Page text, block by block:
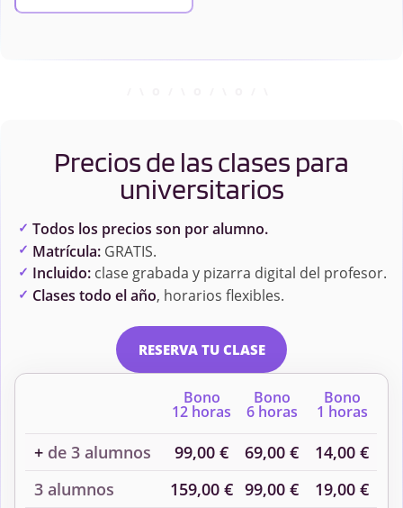
Precios de las clases para
universitarios
Todos los precios son por alumno.
Matrícula:GRATIS.
Incluido:clase grabada y pizarra digital del profesor.
Clases todo el año, horarios flexibles.
RESERVA TU CLASE
Bono
12 horas
Bono
6 horas
Bono
1 horas
+ de 3 alumnos 99,00 € 69,00 €
14,00 €
3 alumnos
159,00 € 99,00 € 19,00 €